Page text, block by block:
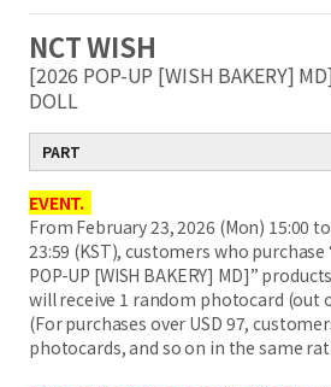
NCT WISH
[2026 POP-UP [WISH BAKERY]
DOLL
PART
EVENT.
From February 23, 2026 (Mon) 15:00
23:59 (KST), customers who purchase
POP-UP [WISH BAKERY] MD]”
will receive 1 random photocard (out
(For purchases over USD 97,
photocards, and so on in the same